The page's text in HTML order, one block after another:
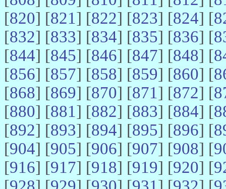
[820] [821] [822] [823] [824] [
[832] [833] [834] [835] [836] [
[844] [845] [846] [847] [848] [
[856] [857] [858] [859] [860] [
[868] [869] [870] [871] [872] [
[880] [881] [882] [883] [884] [
[892] [893] [894] [895] [896] [
[904] [905] [906] [907] [908] [
[916] [917] [918] [919] [920] [